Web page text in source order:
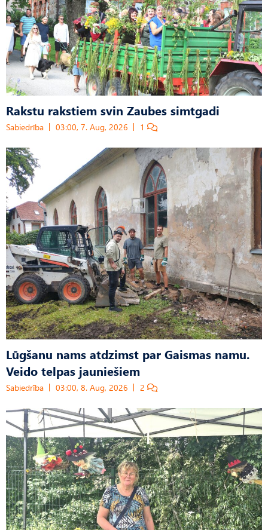
Rakstu rakstiem svin Zaubes simtgadi
Sabiedrība 03:00, 7. Aug, 2026 1
Lūgšanu nams atdzimst par Gaismas namu.
Veido telpas jauniešiem
Sabiedrība 03:00, 8. Aug, 2026 2